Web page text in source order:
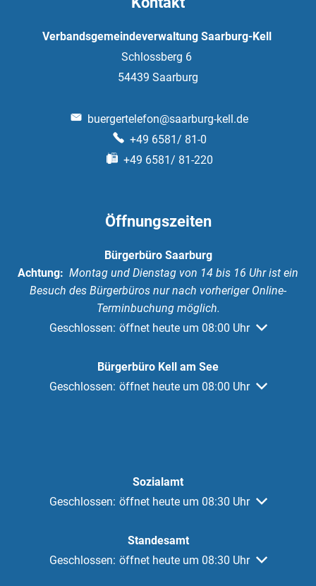
Verbandsgemeindeverwaltung Saarburg-Kell
Schlossberg 6
54439 Saarburg
buergertelefon@saarburg-kell.de
+49 6581/ 81-0
+49 6581/ 81-220
Öffnungszeiten
Bürgerbüro Saarburg
Achtung: Montag und Dienstag von 14 bis 16 Uhr ist ein
Besuch des Bürgerbüros nur nach vorheriger Online-
Terminbuchung möglich.
Klicken, um weitere Öffnungs- oder Schließzeiten
Geschlossen: öffnet heute um 08:00 Uhr
Bürgerbüro Kell am See
Klicken, um weitere Öffnungs- oder Schließzeiten
Geschlossen: öffnet heute um 08:00 Uhr
Sozialamt
Klicken, um weitere Öffnungs- oder Schließzeiten
Geschlossen: öffnet heute um 08:30 Uhr
Standesamt
Klicken, um weitere Öffnungs- oder Schließzeiten
Geschlossen: öffnet heute um 08:30 Uhr